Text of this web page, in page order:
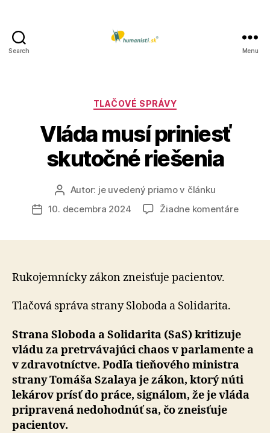
Search Menu
Kategórie
TLAČOVÉ SPRÁVY
Vláda musí priniesť
skutočné riešenia
Autor
článku
Autor: je uvedený priamo v článku
Dátum
10. decembra 2024 Žiadne komentárena
Rukojemnícky zákon zneisťuje pacientov.
Tlačová správa strany Sloboda a Solidarita.
Strana Sloboda a Solidarita (SaS) kritizuje
vládu za pretrvávajúci chaos v parlamente a
v zdravotníctve. Podľa tieňového ministra
strany Tomáša Szalaya je zákon, ktorý núti
lekárov prísť do práce, signálom, že je vláda
pripravená nedohodnúť sa, čo zneisťuje
pacientov.